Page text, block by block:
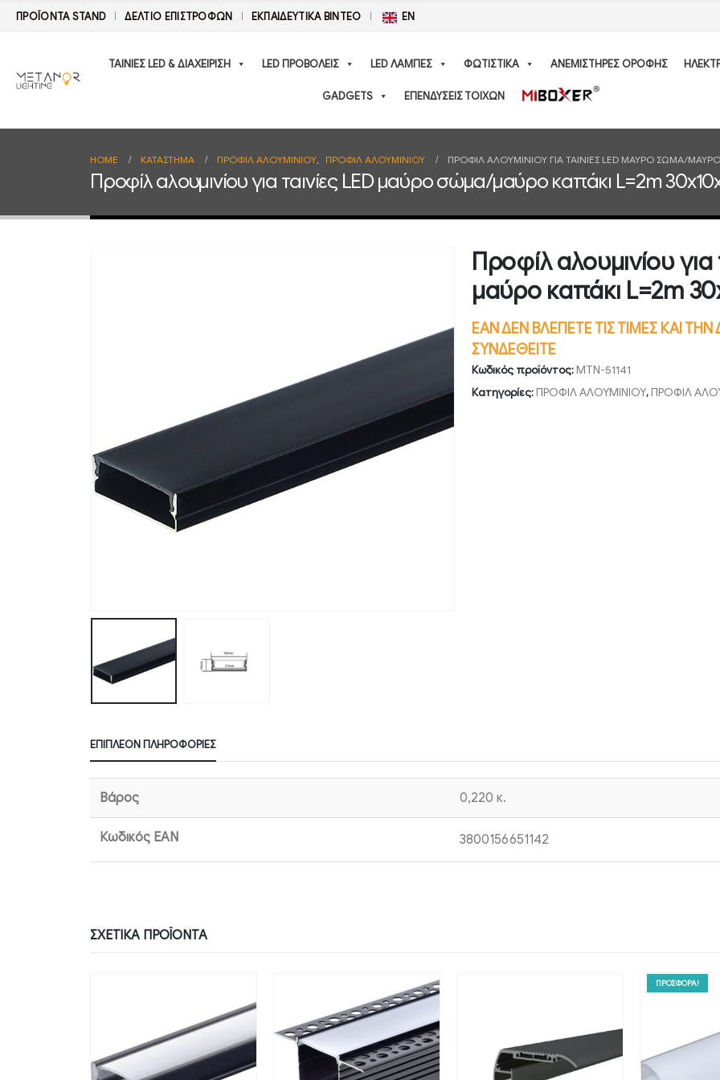
ΠΡΟΪΟΝΤΑ STAND ΔΕΛΤΊΟ ΕΠΙΣΤΡΟΦΏΝ ΕΚΠΑΙΔΕΥΤΙΚΑ ΒΙΝΤΕΟ EN
ΤΑΙΝΙΕΣ LED & ΔΙΑΧΕΙΡΙΣΗ LED ΠΡΟΒΟΛΕΙΣ LED ΛΑΜΠΕΣ ΦΩΤΙΣΤΙΚΑ ΑΝΕΜΙΣΤΗΡΕΣ ΟΡΟΦΗΣ
GADGETS ΕΠΕΝΔΥΣΕΙΣ ΤΟΙΧΩΝ
HOME ΚΑΤΆΣΤΗΜΑ ΠΡΟΦΙΛ ΑΛΟΥΜΙΝΙΟΥ, ΠΡΟΦΙΛ ΑΛΟΥΜΙΝΙΟΥ ΠΡΟΦΊΛ ΑΛΟΥΜΙΝΊΟΥ ΓΙΑ ΤΑΙΝΊΕΣ LED ΜΑΎΡΟ ΣΏΜΑ/ΜΑΎΡΟ
Προφίλ αλουμινίου για ταινίες LED μαύρο σώμα/μαύρο καπάκι L=2m
Προφίλ αλουμινίου
μαύρο καπάκι L=2m
ΕΑΝ ΔΕΝ ΒΛΕΠΕΤΕ ΤΙΣ ΤΙΜΕΣ ΚΑΙ
ΣΥΝΔΕΘΕΙΤΕ
Κωδικός προϊόντος:MTN-51141
Κατηγορίες:ΠΡΟΦΙΛ ΑΛΟΥΜΙΝΙΟΥ,ΠΡΟΦΙΛ
ΕΠΙΠΛΈΟΝ ΠΛΗΡΟΦΟΡΊΕΣ
Βάρος 0,220 κ.
Κωδικός EAN 3800156651142
ΣΧΕΤΙΚΆ ΠΡΟΪΌΝΤΑ
ΠΡΟΣΦΟΡΑ!